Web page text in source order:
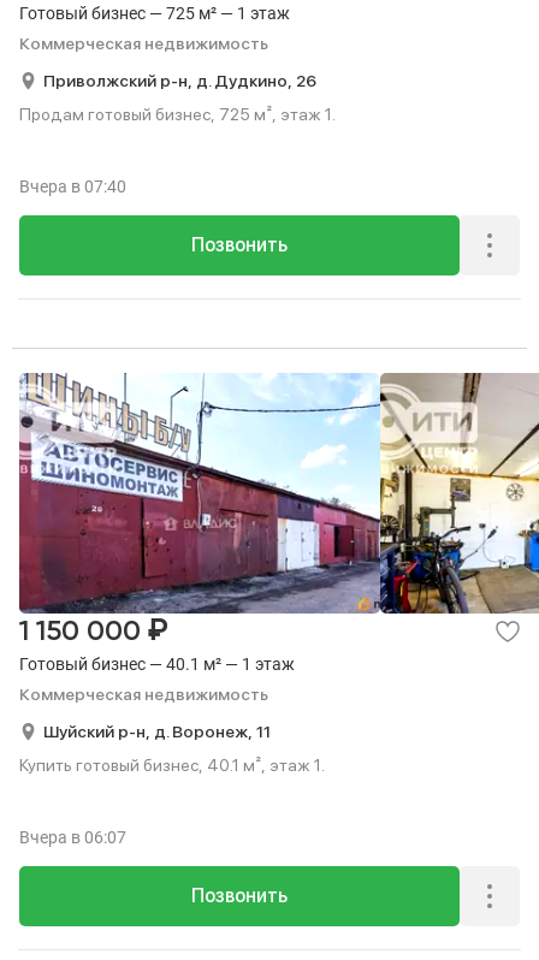
Готовый бизнес — 725 м² — 1 этаж
Коммерческая недвижимость
Приволжский р-н, д. Дудкино, 26
Продам готовый бизнес, 725 м², этаж 1.
Позвонить
Вчера в 07:40
Готовый бизнес — 40.1 м² — 1 этаж
Коммерческая недвижимость
1 150 000 ₽
Шуйский р-н, д. Воронеж, 11
Купить готовый бизнес, 40.1 м², этаж 1.
Позвонить
Вчера в 06:07